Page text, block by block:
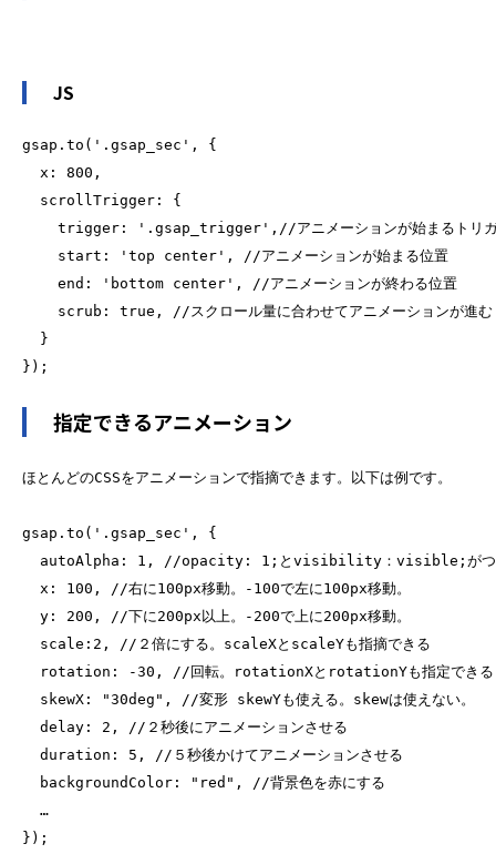
JS
gsap.to('.gsap_sec', {
x: 800,
scrollTrigger: {
trigger: '.gsap_trigger',//アニメーションが始まるトリガ
start: 'top center', //アニメーションが始まる位置
end: 'bottom center', //アニメーションが終わる位置
scrub: true, //スクロール量に合わせてアニメーションが進む
}
指定できるアニメーション
gsap.to('.gsap_sec', {
autoAlpha: 1, //opacity: 1;とvisibility：visible;がつ
x: 100, //右に100px移動。-100で左に100px移動。
y: 200, //下に200px以上。-200で上に200px移動。
scale:2, //２倍にする。scaleXとscaleYも指摘できる
rotation: -30, //回転。rotationXとrotationYも指定できる
skewX: "30deg", //変形 skewYも使える。skewは使えない。
delay: 2, //２秒後にアニメーションさせる
duration: 5, //５秒後かけてアニメーションさせる
backgroundColor: "red", //背景色を赤にする
…
});